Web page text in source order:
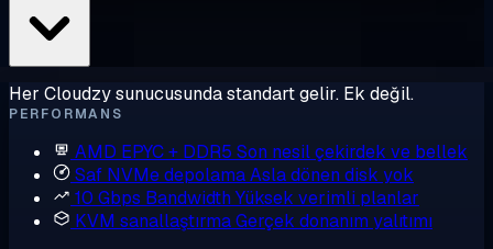
Her Cloudzy sunucusunda standart gelir. Ek değil.
PERFORMANS
AMD EPYC + DDR5 Son nesil çekirdek ve bellek
Saf NVMe depolamaAsla dönen disk yok
10 Gbps Bandwidth Yüksek verimli planlar
KVM sanallaştırmaGerçek donanım yalıtımı